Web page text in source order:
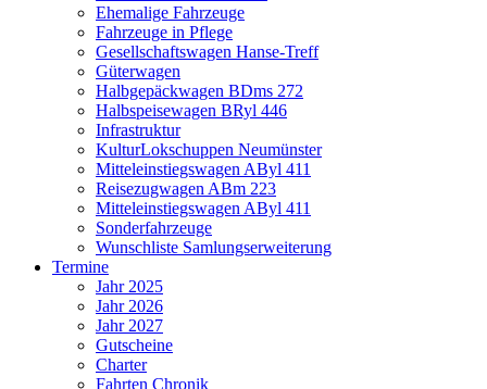
Ehemalige Fahrzeuge
Fahrzeuge in Pflege
Gesellschaftswagen Hanse-Treff
Güterwagen
Halbgepäckwagen BDms 272
Halbspeisewagen BRyl 446
Infrastruktur
KulturLokschuppen Neumünster
Mitteleinstiegswagen AByl 411
Reisezugwagen ABm 223
Mitteleinstiegswagen AByl 411
Sonderfahrzeuge
Wunschliste Samlungserweiterung
Termine
Jahr 2025
Jahr 2026
Jahr 2027
Gutscheine
Charter
Fahrten Chronik